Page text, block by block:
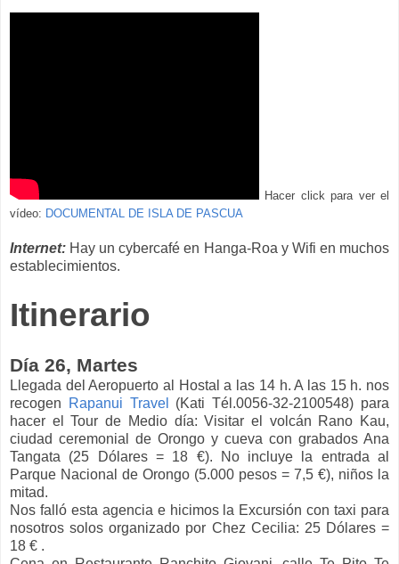
Hacer click para ver el
vídeo: DOCUMENTAL DE ISLA DE PASCUA
Internet: Hay un cybercafé en Hanga-Roa y Wifi en muchos
establecimientos.
Itinerario
Día 26, Martes
Llegada del Aeropuerto al Hostal a las 14 h. A las 15 h. nos
recogen
Rapanui Travel (Kati Tél.0056-32-2100548) para
hacer el Tour de Medio día: Visitar el volcán Rano Kau,
ciudad ceremonial de Orongo y cueva con grabados Ana
Tangata (25 Dólares = 18 €). No incluye la entrada al
Parque Nacional de Orongo (5.000 pesos = 7,5 €), niños la
mitad.
Nos falló esta agencia e hicimos la Excursión con taxi para
nosotros solos organizado por Chez Cecilia: 25 Dólares =
18 € .